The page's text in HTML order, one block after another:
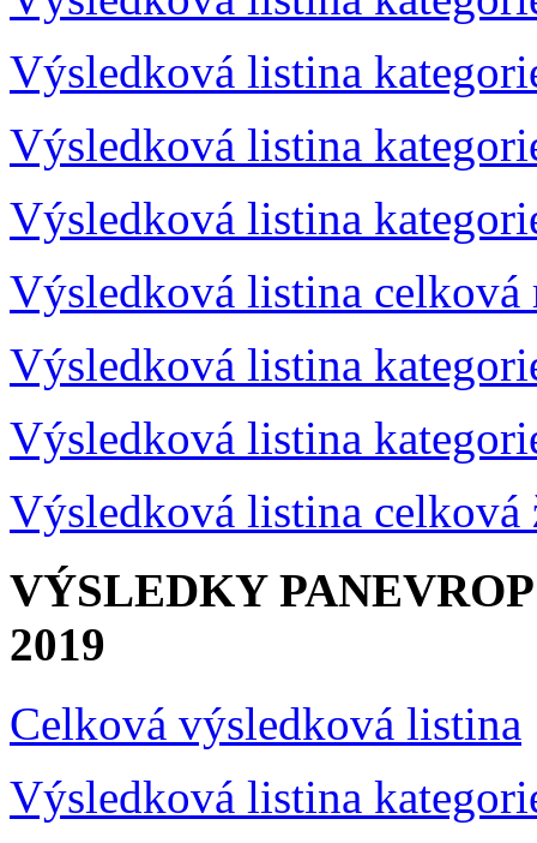
Výsledková listina
Výsledková listina
Výsledková listina
Výsledková listina
Výsledková listina
Výsledková listina
Výsledková listina celková
VÝSLEDKY
2019
Celková výsledková listina
Výsledková listina